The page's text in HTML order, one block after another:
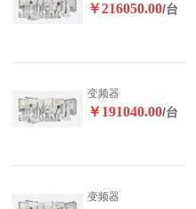
￥216050.00/台
变频器
￥191040.00/台
变频器